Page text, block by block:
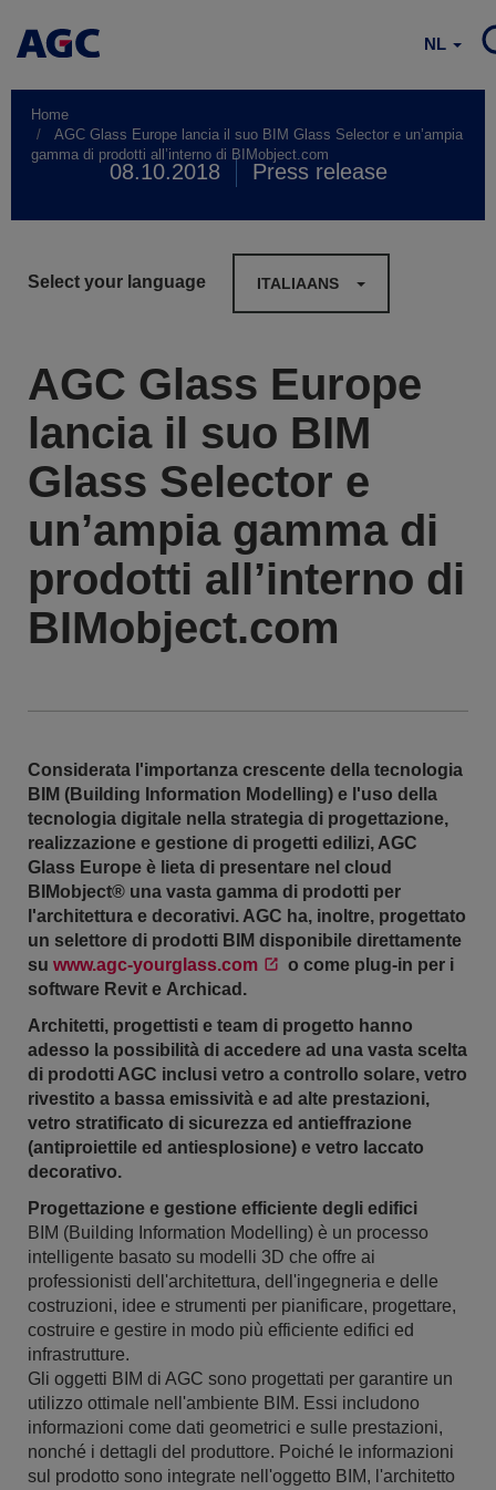
NL
Home
AGC Glass Europe lancia il suo BIM Glass Selector e un’ampia
gamma di prodotti all’interno di BIMobject.com
08.10.2018 Press release
Select your language ITALIAANS
AGC Glass Europe
lancia il suo BIM
Glass Selector e
un’ampia gamma di
prodotti all’interno di
BIMobject.com
Considerata l'importanza crescente della tecnologia
BIM (Building Information Modelling) e l'uso della
tecnologia digitale nella strategia di progettazione,
realizzazione e gestione di progetti edilizi, AGC
Glass Europe è lieta di presentare nel cloud
BIMobject® una vasta gamma di prodotti per
l'architettura e decorativi. AGC ha, inoltre, progettato
un selettore di prodotti BIM disponibile direttamente
su www.agc-yourglass.com
o come plug-in per i
software Revit e Archicad.
Architetti, progettisti e team di progetto hanno
adesso la possibilità di accedere ad una vasta scelta
di prodotti AGC inclusi vetro a controllo solare, vetro
rivestito a bassa emissività e ad alte prestazioni,
vetro stratificato di sicurezza ed antieffrazione
(antiproiettile ed antiesplosione) e vetro laccato
decorativo.
Progettazione e gestione efficiente degli edifici
BIM (Building Information Modelling) è un processo
intelligente basato su modelli 3D che offre ai
professionisti dell'architettura, dell'ingegneria e delle
costruzioni, idee e strumenti per pianificare, progettare,
costruire e gestire in modo più efficiente edifici ed
infrastrutture.
Gli oggetti BIM di AGC sono progettati per garantire un
utilizzo ottimale nell'ambiente BIM. Essi includono
informazioni come dati geometrici e sulle prestazioni,
nonché i dettagli del produttore. Poiché le informazioni
sul prodotto sono integrate nell'oggetto BIM, l'architetto